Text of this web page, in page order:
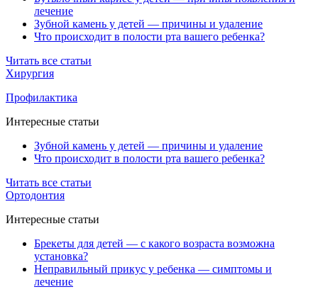
лечение
Зубной камень у детей — причины и удаление
Что происходит в полости рта вашего ребенка?
Читать все статьи
Хирургия
Профилактика
Интересные статьи
Зубной камень у детей — причины и удаление
Что происходит в полости рта вашего ребенка?
Читать все статьи
Ортодонтия
Интересные статьи
Брекеты для детей — с какого возраста возможна
установка?
Неправильный прикус у ребенка — симптомы и
лечение